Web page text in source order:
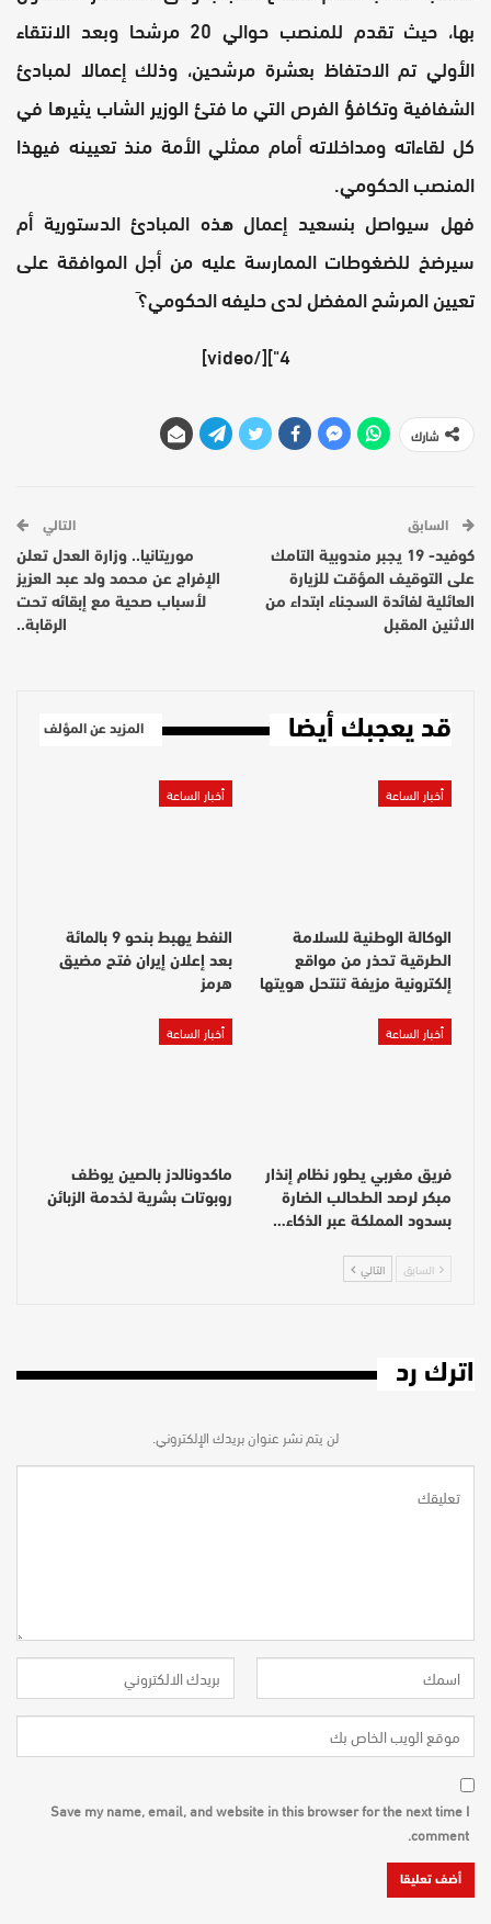
بها، حيث تقدم للمنصب حوالي 20 مرشحا وبعد الانتقاء
الأولي تم الاحتفاظ بعشرة مرشحين، وذلك إعمالا لمبادئ
الشفافية وتكافؤ الفرص التي ما فتئ الوزير الشاب يثيرها في
كل لقاءاته ومداخلاته أمام ممثلي الأمة منذ تعيينه فيهذا
المنصب الحكومي.
فهل سيواصل بنسعيد إعمال هذه المبادئ الدستورية أم
سيرضخ للضغوطات الممارسة عليه من أجل الموافقة على
تعيين المرشح المفضل لدى حليفه الحكومي؟َ
4"][/video]
شارك
السابق
كوفيد- 19 يجبر مندوبية التامك
على التوقيف المؤقت للزيارة
العائلية لفائدة السجناء ابتداء من
الاثنين المقبل
التالي
موريتانيا.. وزارة العدل تعلن
الإفراج عن محمد ولد عبد العزيز
لأسباب صحية مع إبقائه تحت
الرقابة..
قد يعجبك أيضا المزيد عن المؤلف
أخبار الساعة
الوكالة الوطنية للسلامة
الطرقية تحذر من مواقع
إلكترونية مزيفة تنتحل هويتها
أخبار الساعة
النفط يهبط بنحو 9 بالمائة
بعد إعلان إيران فتح مضيق
هرمز
أخبار الساعة
فريق مغربي يطور نظام إنذار
مبكر لرصد الطحالب الضارة
بسدود المملكة عبر الذكاء…
أخبار الساعة
ماكدونالدز بالصين يوظف
روبوتات بشرية لخدمة الزبائن
السابق التالي
اترك رد
لن يتم نشر عنوان بريدك الإلكتروني.
Save my name, email, and website in this browser for the next time I
comment.